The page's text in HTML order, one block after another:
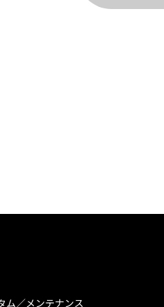
ム／メンテナンス